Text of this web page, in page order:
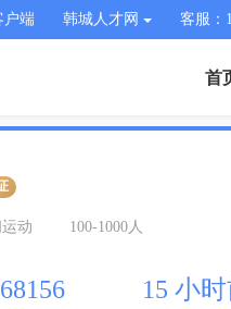
户端 韩城人才网 客服：
首
动 100-1000人
68156 15 小